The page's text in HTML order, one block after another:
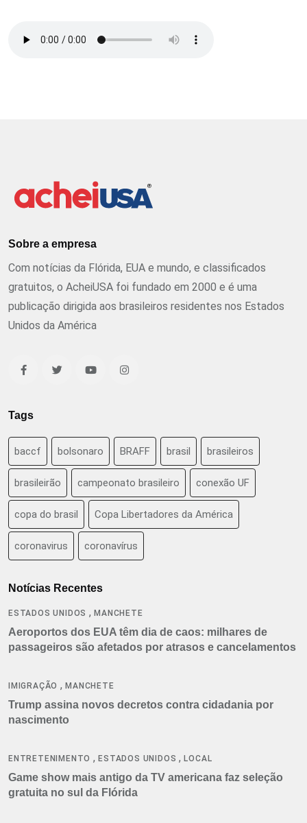
Sobre a empresa
Com notícias da Flórida, EUA e mundo, e classificados
gratuitos, o AcheiUSA foi fundado em 2000 e é uma
publicação dirigida aos brasileiros residentes nos Estados
Unidos da América
Tags
baccf bolsonaro BRAFF brasil brasileiros
brasileirão campeonato brasileiro conexão UF
copa do brasil Copa Libertadores da América
coronavirus coronavírus
Notícias Recentes
ESTADOS UNIDOS ,MANCHETE
Aeroportos dos EUA têm dia de caos: milhares de
passageiros são afetados por atrasos e cancelamentos
IMIGRAÇÃO ,MANCHETE
Trump assina novos decretos contra cidadania por
nascimento
ENTRETENIMENTO ,ESTADOS UNIDOS ,LOCAL
Game show mais antigo da TV americana faz seleção
gratuita no sul da Flórida